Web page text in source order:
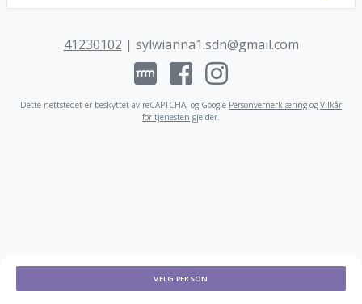
41230102 | sylwianna1.sdn@gmail.com
Dette nettstedet er beskyttet av reCAPTCHA, og Google Personvernerklæring og Vilkår
for tjenesten gjelder.
VELG PERSON